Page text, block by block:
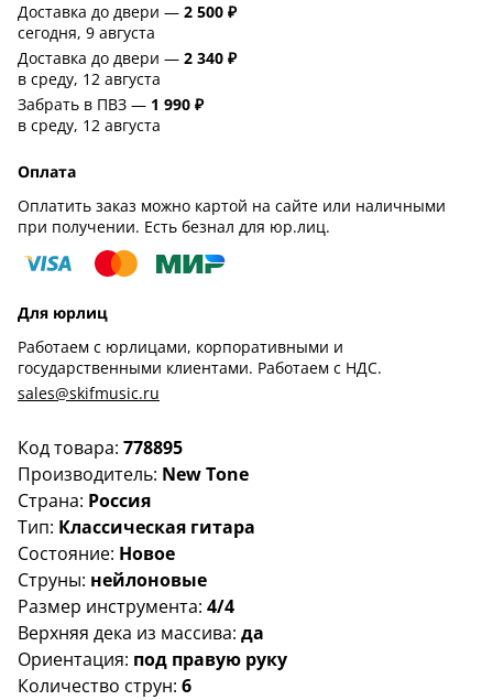
Код товара: 778895
Производитель: New Tone
Страна: Россия
Тип: Классическая гитара
Состояние: Новое
Струны: нейлоновые
Размер инструмента: 4/4
Верхняя дека из массива: да
Ориентация: под правую руку
Количество струн: 6
Доставка до двери — 2 500 ₽
сегодня, 9 августа
Доставка до двери — 2 340 ₽
в среду, 12 августа
Забрать в ПВЗ — 1 990 ₽
в среду, 12 августа
Оплата
Оплатить заказ можно картой на сайте или наличными
при получении. Есть безнал для юр.лиц.
Для юрлиц
Работаем с юрлицами, корпоративными и
государственными клиентами. Работаем с НДС.
sales@skifmusic.ru